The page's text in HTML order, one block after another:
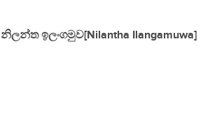
නිලන්ත ඉලංගමුව[Nilantha Ilangamuwa]